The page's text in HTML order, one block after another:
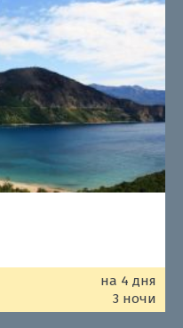
на 4 дня
3 ночи